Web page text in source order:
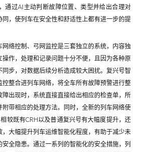
通过AI主动判断故障位置、类型并给出合理对
，使列车在安全性和舒适性上都有进一步的提
网络控制、弓网监控是三套独立的系统，内容独
作，处理和记录问题十分不便，且因为各种原
同步，对数据后续分析造成较大困扰。复兴号智
整合进列车网络，将全车所有故障预警进行整
出现时，系统直接直接给出相应的检查单，所
带相应的处理方法。同时，全新的列车网络使
较既有CRH以及普通复兴号有大幅度提升，还
大幅提升列车运维智能化程度，有助于减少未
全隐患。通过一系列的智能化的安全措施，列